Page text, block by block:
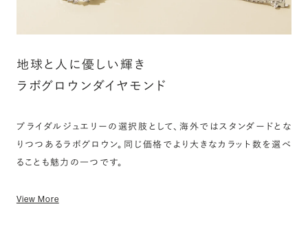
地球と人に優しい輝き
ラボグロウンダイヤモンド
ブライダルジュエリーの選択肢として、海外ではスタンダードとな
りつつあるラボグロウン。同じ価格でより大きなカラット数を選べ
ることも魅力の一つです。
View More